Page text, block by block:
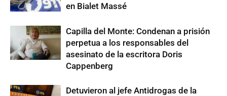
en Bialet Massé
Capilla del Monte: Condenan a prisión
perpetua a los responsables del
asesinato de la escritora Doris
Cappenberg
Detuvieron al jefe Antidrogas de la